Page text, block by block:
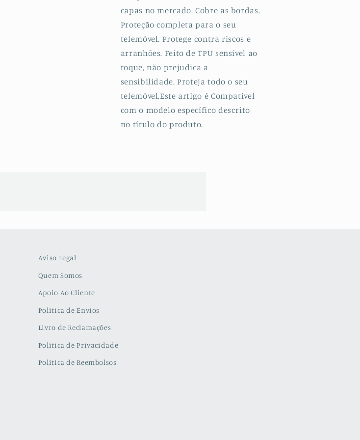
Lite
capas no mercado. Cobre as bordas.
Proteção completa para o seu
telemóvel. Protege contra riscos e
arranhões. Feito de TPU sensível ao
toque, não prejudica a
sensibilidade. Proteja todo o seu
telemóvel.Este artigo é Compatível
com o modelo específico descrito
no título do produto.
Aviso Legal
Quem Somos
Apoio Ao Cliente
Política de Envios
Livro de Reclamações
Política de Privacidade
Política de Reembolsos